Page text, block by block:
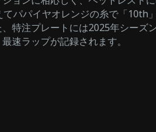
てパパイヤオレンジの糸で「10th
特注プレートには2025年シーズ
速ラップが記録されます。